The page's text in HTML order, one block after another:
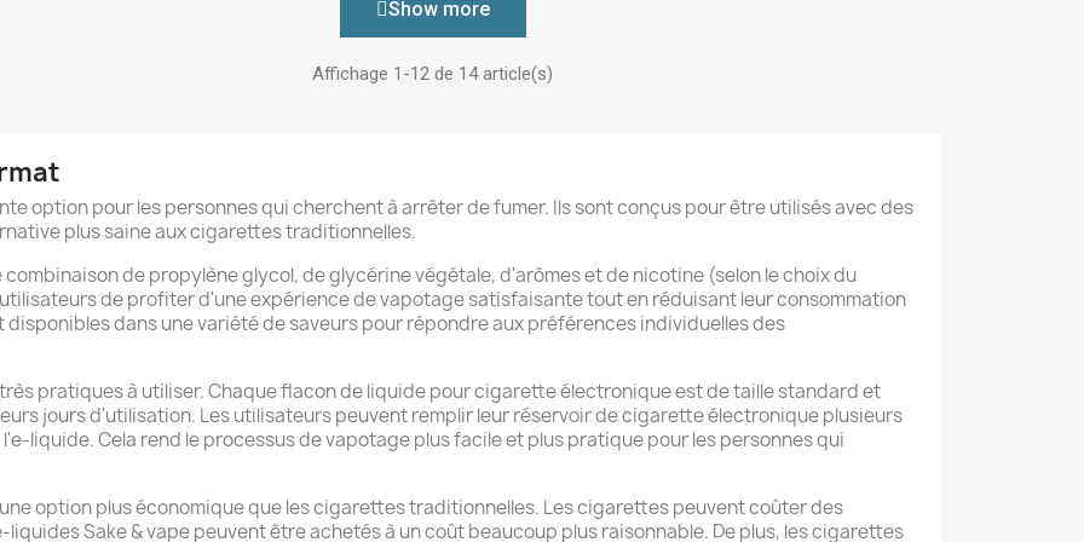
Show more
Affichage 1-12 de 14 article(s)
option pour les personnes qui cherchent à arrêter de fumer. Ils sont conçus pour être utilisés avec des
plus saine aux cigarettes traditionnelles.
de propylène glycol, de glycérine végétale, d'arômes et de nicotine (selon le choix du
de profiter d'une expérience de vapotage satisfaisante tout en réduisant leur consommation
disponibles dans une variété de saveurs pour répondre aux préférences individuelles des
pratiques à utiliser. Chaque flacon de liquide pour cigarette électronique est de taille standard et
jours d'utilisation. Les utilisateurs peuvent remplir leur réservoir de cigarette électronique plusieurs
liquide. Cela rend le processus de vapotage plus facile et plus pratique pour les personnes qui
option plus économique que les cigarettes traditionnelles. Les cigarettes peuvent coûter des
Sake & vape peuvent être achetés à un coût beaucoup plus raisonnable. De plus, les cigarettes